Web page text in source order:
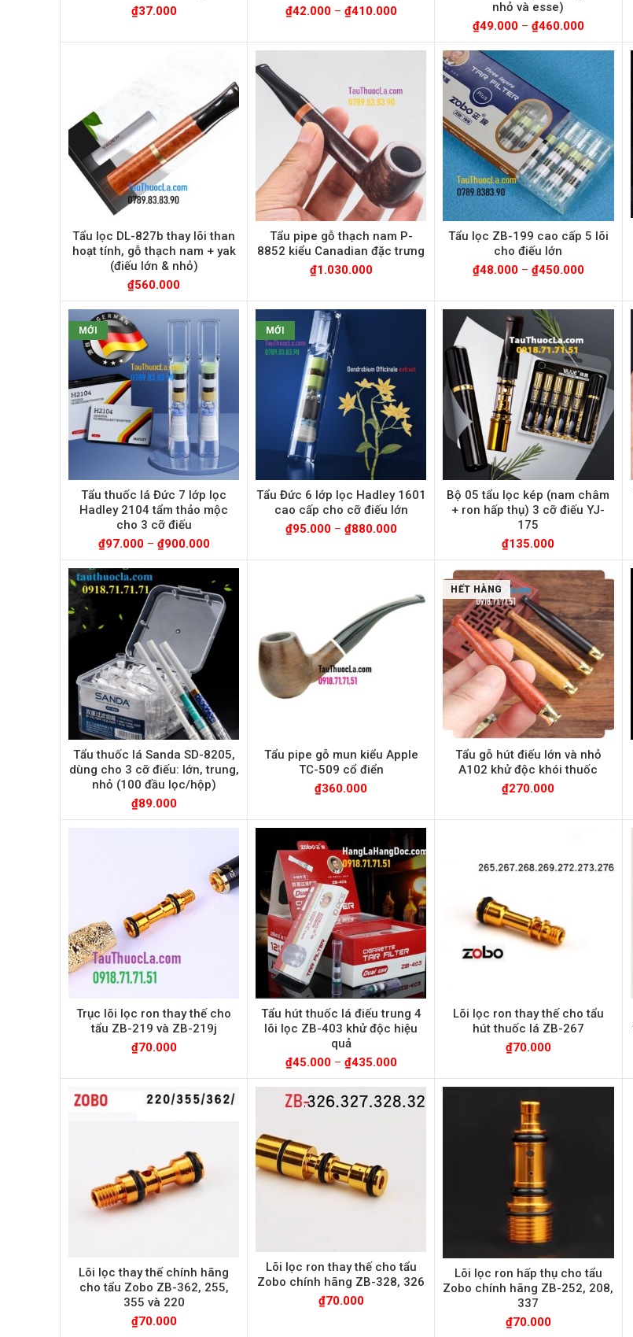
₫37.000
₫42.000– ₫410.000
nhỏ và esse)
₫49.000– ₫460.000
Tẩu lọc DL-827b thay lõi than
hoạt tính, gỗ thạch nam + yak
(điếu lớn & nhỏ)
₫560.000
Tẩu pipe gỗ thạch nam P-
8852 kiểu Canadian đặc trưng
₫1.030.000
Tẩu lọc ZB-199 cao cấp 5 lõi
cho điếu lớn
₫48.000– ₫450.000
MỚI
Tẩu thuốc lá Đức 7 lớp lọc
Hadley 2104 tẩm thảo mộc
cho 3 cỡ điếu
₫97.000– ₫900.000
MỚI
Tẩu Đức 6 lớp lọc Hadley 1601
cao cấp cho cỡ điếu lớn
₫95.000– ₫880.000
Bộ 05 tẩu lọc kép (nam châm
+ ron hấp thụ) 3 cỡ điếu YJ-
175
₫135.000
Tẩu thuốc lá Sanda SD-8205,
dùng cho 3 cỡ điếu: lớn, trung,
nhỏ (100 đầu lọc/hộp)
₫89.000
Tẩu pipe gỗ mun kiểu Apple
TC-509 cổ điển
₫360.000
HẾT HÀNG
Tẩu gỗ hút điếu lớn và nhỏ
A102 khử độc khói thuốc
₫270.000
Trục lõi lọc ron thay thế cho
tẩu ZB-219 và ZB-219j
₫70.000
Tẩu hút thuốc lá điếu trung 4
lõi lọc ZB-403 khử độc hiệu
quả
₫45.000– ₫435.000
Lõi lọc ron thay thế cho tẩu
hút thuốc lá ZB-267
₫70.000
Lõi lọc thay thế chính hãng
cho tẩu Zobo ZB-362, 255,
355 và 220
₫70.000
Lõi lọc ron thay thế cho tẩu
Zobo chính hãng ZB-328, 326
₫70.000
Lõi lọc ron hấp thụ cho tẩu
Zobo chính hãng ZB-252, 208,
337
₫70.000